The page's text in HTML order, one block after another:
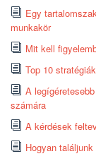
Egy
munkakör
Mit kell
Top 10
A
számára
A kérdések
Hogyan